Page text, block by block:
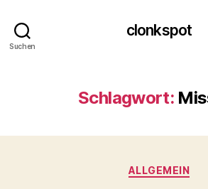
Suchen
clonkspot
Schlagwort:
ALLGEMEIN